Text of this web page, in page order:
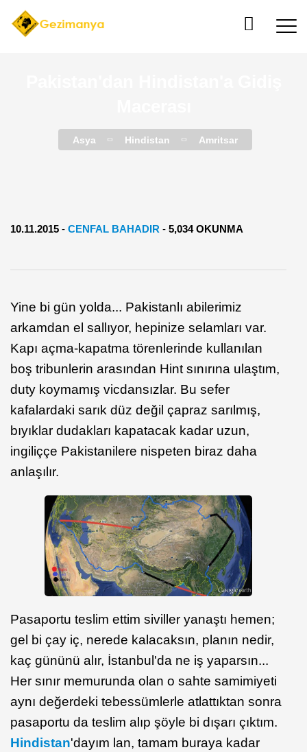
Asya Hindistan Amritsar
10.11.2015 - CENFAL BAHADIR - 5,034 OKUNMA
Yine bi gün yolda... Pakistanlı abilerimiz
arkamdan el sallıyor, hepinize selamları var.
Kapı açma-kapatma törenlerinde kullanılan
boş tribunlerin arasından Hint sınırına ulaştım,
duty koymamış vicdansızlar. Bu sefer
kafalardaki sarık düz değil çapraz sarılmış,
bıyıklar dudakları kapatacak kadar uzun,
ingiliççe Pakistanilere nispeten biraz daha
anlaşılır.
Pasaportu teslim ettim siviller yanaştı hemen;
gel bi çay iç, nerede kalacaksın, planın nedir,
kaç gününü alır, İstanbul'da ne iş yaparsın...
Her sınır memurunda olan o sahte samimiyeti
aynı değerdeki tebessümlerle atlattıktan sonra
pasaportu da teslim alıp şöyle bi dışarı çıktım.
Hindistan'dayım lan, tamam buraya kadar